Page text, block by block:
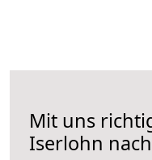
Mit uns
Iserlohn